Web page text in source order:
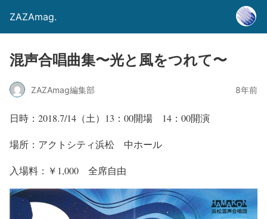
ZAZAmag.
混声合唱曲集〜光と風をつれて〜
ZAZAmag編集部 8年前
日時：2018.7/14（土）13：00開場 14：00開演
場所：アクトシティ浜松 中ホール
入場料：￥1,000 全席自由